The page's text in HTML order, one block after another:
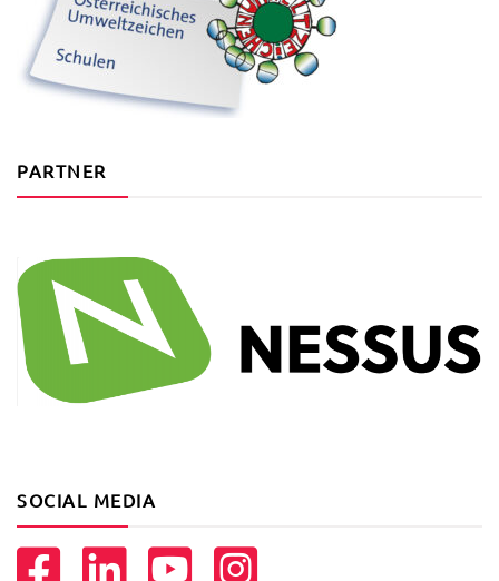
PARTNER
SOCIAL MEDIA